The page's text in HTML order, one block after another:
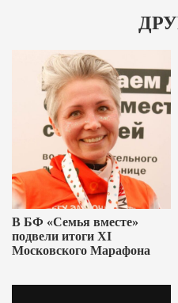
В БФ «Семья вместе»
подвели итоги XI
Московского Марафона